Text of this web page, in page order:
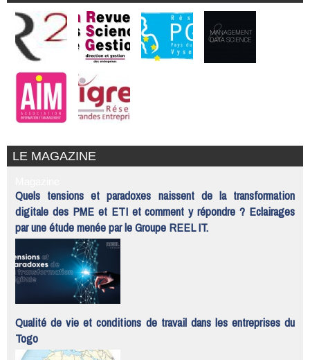
LE MAGAZINE
Quels tensions et paradoxes naissent de la transformation
digitale des PME et ETI et comment y répondre ? Eclairages
par une étude menée par le Groupe REEL IT.
Qualité de vie et conditions de travail dans les entreprises du
Togo